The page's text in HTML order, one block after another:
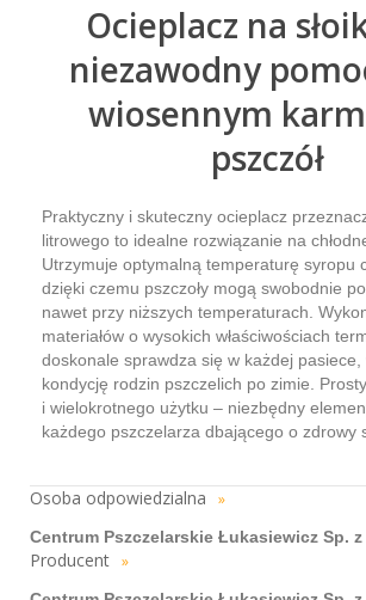
Ocieplacz na
niezawodny
wiosennym
pszczół
Praktyczny i skuteczny ocieplacz
litrowego to idealne rozwiązanie na
Utrzymuje optymalną temperaturę syropu
dzięki czemu pszczoły mogą swobodnie
nawet przy niższych temperaturach.
materiałów o wysokich właściwościach
doskonale sprawdza się w każdej pasiece,
kondycję rodzin pszczelich po zimie.
i wielokrotnego użytku – niezbędny
każdego pszczelarza dbającego o zdrowy
Osoba odpowiedzialna »
Centrum Pszczelarskie Łukasiewicz Sp. z
Producent »